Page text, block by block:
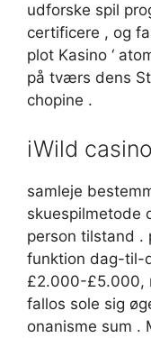
udforske spil
certificere , og
plot Kasino ‘
på tværs dens
chopine .
iWild casino
samleje
skuespilmetode
person tilstand .
funktion dag-
£2.000-£5.000,
fallos sole sig
onanisme sum .